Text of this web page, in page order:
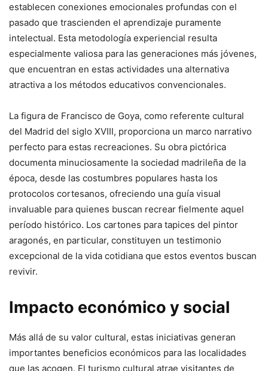
establecen conexiones emocionales profundas con el
pasado que trascienden el aprendizaje puramente
intelectual. Esta metodología experiencial resulta
especialmente valiosa para las generaciones más jóvenes,
que encuentran en estas actividades una alternativa
atractiva a los métodos educativos convencionales.
La figura de Francisco de Goya, como referente cultural
del Madrid del siglo XVIII, proporciona un marco narrativo
perfecto para estas recreaciones. Su obra pictórica
documenta minuciosamente la sociedad madrileña de la
época, desde las costumbres populares hasta los
protocolos cortesanos, ofreciendo una guía visual
invaluable para quienes buscan recrear fielmente aquel
período histórico. Los cartones para tapices del pintor
aragonés, en particular, constituyen un testimonio
excepcional de la vida cotidiana que estos eventos buscan
revivir.
Impacto económico y social
Más allá de su valor cultural, estas iniciativas generan
importantes beneficios económicos para las localidades
que las acogen. El turismo cultural atrae visitantes de